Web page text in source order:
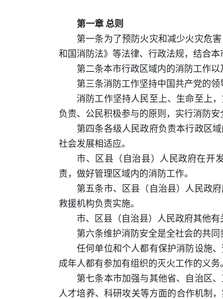
第一章 总则
第一条为了预防火灾和减少火灾危
和国消防法》等法律、行政法规，结合
第二条本市行政区域内的消防工作
第三条消防工作坚持中国共产党的领
消防工作坚持人民至上、生命至上
负责、公民积极参与的原则，实行消防
第四条各级人民政府负责本行政区
社会发展相适应。
市、区县（自治县）人民政府在开
责，做好管理区域内的消防工作。
第五条市、区县（自治县）人民政
救援机构负责实施。
市、区县（自治县）人民政府其他
第六条维护消防安全是全社会的共同
任何单位和个人都有保护消防设施
成年人都有参加有组织的灭火工作的义务
第七条本市加强与其他省、自治区
人才培养、科研攻关等方面的合作机制